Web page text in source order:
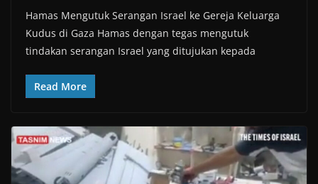
Hamas Mengutuk Serangan Israel ke Gereja Keluarga
Kudus di Gaza Hamas dengan tegas mengutuk
tindakan serangan Israel yang ditujukan kepada
Read More